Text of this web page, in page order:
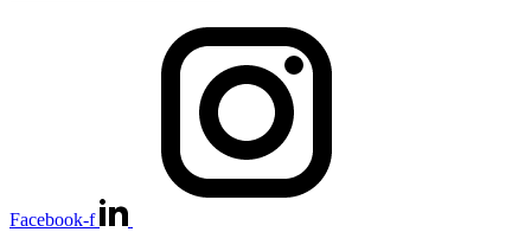
Facebook-f